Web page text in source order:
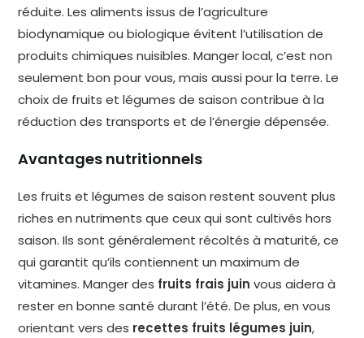
réduite. Les aliments issus de l’agriculture
biodynamique ou biologique évitent l’utilisation de
produits chimiques nuisibles. Manger local, c’est non
seulement bon pour vous, mais aussi pour la terre. Le
choix de fruits et légumes de saison contribue à la
réduction des transports et de l’énergie dépensée.
Avantages nutritionnels
Les fruits et légumes de saison restent souvent plus
riches en nutriments que ceux qui sont cultivés hors
saison. Ils sont généralement récoltés à maturité, ce
qui garantit qu’ils contiennent un maximum de
vitamines. Manger des fruits frais juin vous aidera à
rester en bonne santé durant l’été. De plus, en vous
orientant vers des recettes fruits légumes juin,